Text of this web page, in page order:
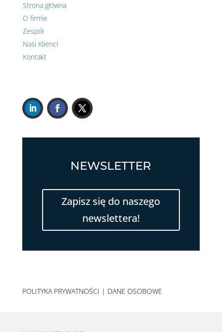
Strona główna
O firmie
Zespół
Nasi Klienci
Kontakt
NEWSLETTER
Zapisz się do naszego
newslettera!
POLITYKA PRYWATNOŚCI | DANE OSOBOWE